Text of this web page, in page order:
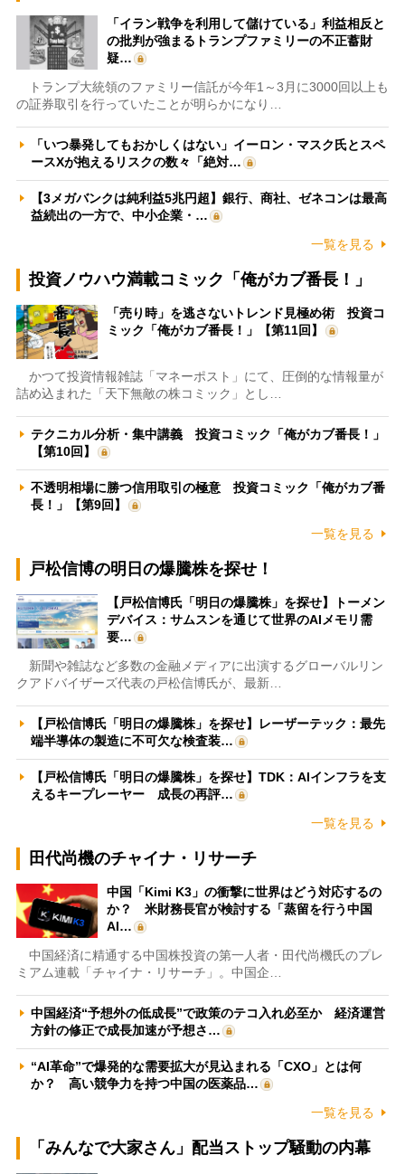
「イラン戦争を利用して儲けている」利益相反と
の批判が強まるトランプファミリーの不正蓄財
疑…
トランプ大統領のファミリー信託が今年1～3月に3000回以上も
の証券取引を行っていたことが明らかになり…
「いつ暴発してもおかしくはない」イーロン・マスク氏とスペ
ースXが抱えるリスクの数々「絶対…
【3メガバンクは純利益5兆円超】銀行、商社、ゼネコンは最高
益続出の一方で、中小企業・…
一覧を見る
投資ノウハウ満載コミック「俺がカブ番長！」
「売り時」を逃さないトレンド見極め術 投資コ
ミック「俺がカブ番長！」【第11回】
かつて投資情報雑誌「マネーポスト」にて、圧倒的な情報量が
詰め込まれた「天下無敵の株コミック」とし…
テクニカル分析・集中講義 投資コミック「俺がカブ番長！」
【第10回】
不透明相場に勝つ信用取引の極意 投資コミック「俺がカブ番
長！」【第9回】
一覧を見る
戸松信博の明日の爆騰株を探せ！
【戸松信博氏「明日の爆騰株」を探せ】トーメン
デバイス：サムスンを通じて世界のAIメモリ需
要…
新聞や雑誌など多数の金融メディアに出演するグローバルリン
クアドバイザーズ代表の戸松信博氏が、最新…
【戸松信博氏「明日の爆騰株」を探せ】レーザーテック：最先
端半導体の製造に不可欠な検査装…
【戸松信博氏「明日の爆騰株」を探せ】TDK：AIインフラを支
えるキープレーヤー 成長の再評…
一覧を見る
田代尚機のチャイナ・リサーチ
中国「Kimi K3」の衝撃に世界はどう対応するの
か？ 米財務長官が検討する「蒸留を行う中国
AI…
中国経済に精通する中国株投資の第一人者・田代尚機氏のプレ
ミアム連載「チャイナ・リサーチ」。中国企…
中国経済“予想外の低成長”で政策のテコ入れ必至か 経済運営
方針の修正で成長加速が予想さ…
“AI革命”で爆発的な需要拡大が見込まれる「CXO」とは何
か？ 高い競争力を持つ中国の医薬品…
一覧を見る
「みんなで大家さん」配当ストップ騒動の内幕